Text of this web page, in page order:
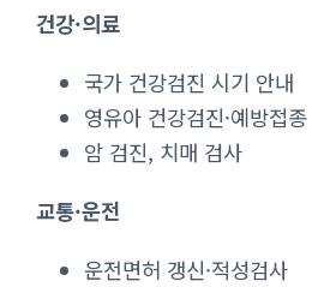
건강·의료
국가 건강검진 시기 안내
영유아 건강검진·예방접종
암 검진, 치매 검사
교통·운전
운전면허 갱신·적성검사